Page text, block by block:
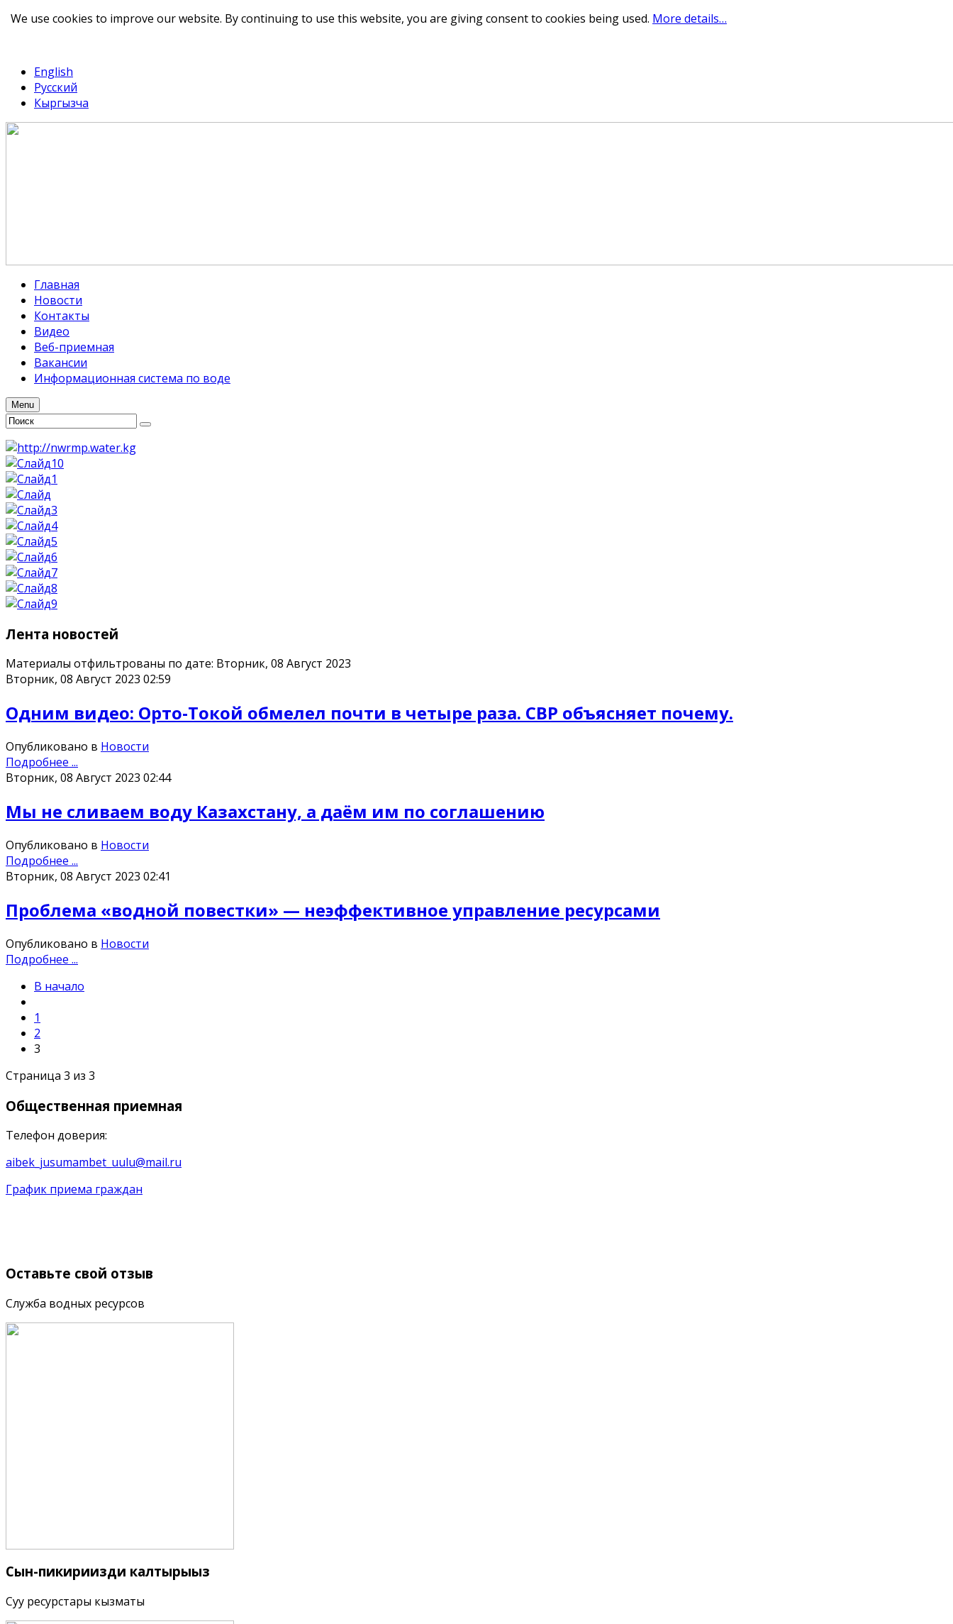
English
Русский
Кыргызча
Главная
Новости
Контакты
Видео
Веб-приемная
Вакансии
Информационная система по воде
Menu
Лента новостей
Материалы отфильтрованы по дате: Вторник, 08 Август 2023
Вторник, 08 Август 2023 02:59
Одним видео: Орто-Токой обмелел почти в четыре раза. СВР объясняет почему.
Опубликовано в Новости
Подробнее ...
Вторник, 08 Август 2023 02:44
Мы не сливаем воду Казахстану, а даём им по соглашению
Опубликовано в Новости
Подробнее ...
Вторник, 08 Август 2023 02:41
Проблема «водной повестки» — неэффективное управление ресурсами
Опубликовано в Новости
Подробнее ...
В начало
1
2
3
Страница 3 из 3
Общественная приемная
Телефон доверия:
aibek_jusumambet_uulu@mail.ru
График приема граждан
Оставьте свой отзыв
Служба водных ресурсов
Сын-пикириңизди калтырыңыз
Суу ресурстары кызматы
We use cookies to improve our website. By continuing to use this website, you are giving consent to cookies being used. More details…